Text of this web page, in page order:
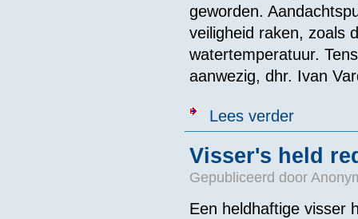
geworden.
veiligheid raken, zoals
watertemperatuur.
aanwezig, dhr. Ivan
Lees verderover Verslag
Visser's held
Gepubliceerd door
Een heldhaftige visser